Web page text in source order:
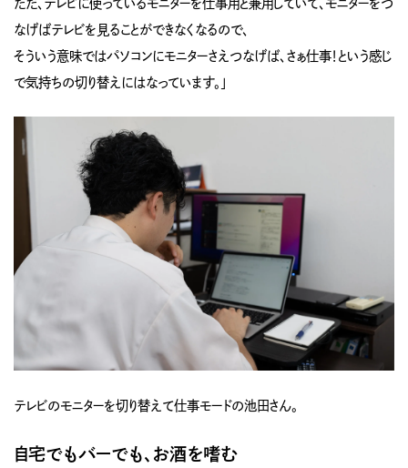
ただ、テレビに使っているモニターを仕事用と兼用していて、モニターをつ
なげばテレビを見ることができなくなるので、
そういう意味ではパソコンにモニターさえつなげば、さぁ仕事！という感じ
で気持ちの切り替えにはなっています。」
テレビのモニターを切り替えて仕事モードの池田さん。
自宅でもバーでも、お酒を嗜む